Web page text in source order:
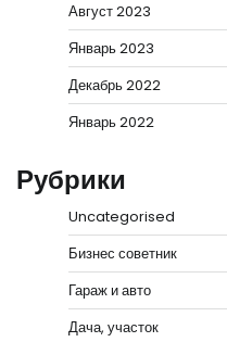
Август 2023
Январь 2023
Декабрь 2022
Январь 2022
Рубрики
Uncategorised
Бизнес советник
Гараж и авто
Дача, участок